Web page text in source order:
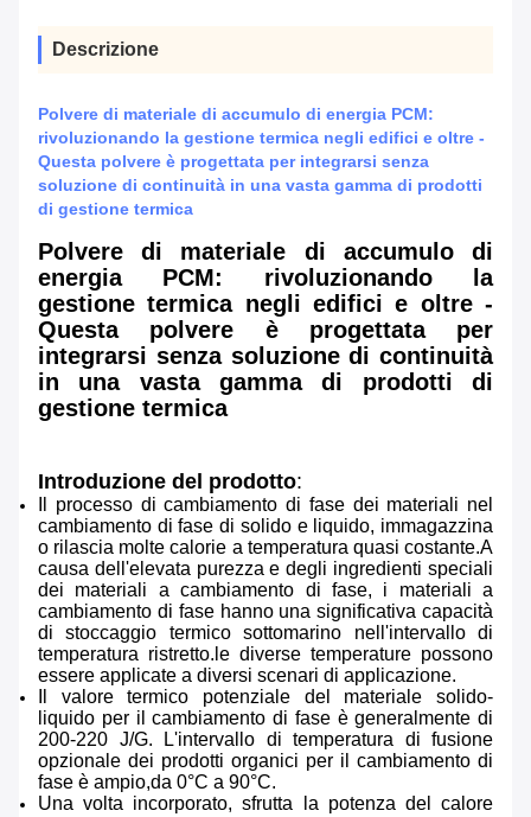
Descrizione
Polvere di materiale di accumulo di energia PCM:
rivoluzionando la gestione termica negli edifici e oltre -
Questa polvere è progettata per integrarsi senza
soluzione di continuità in una vasta gamma di prodotti
di gestione termica
Polvere di materiale di accumulo di
energia PCM: rivoluzionando la
gestione termica negli edifici e oltre -
Questa polvere è progettata per
integrarsi senza soluzione di continuità
in una vasta gamma di prodotti di
gestione termica
Introduzione del prodotto:
Il processo di cambiamento di fase dei materiali nel
cambiamento di fase di solido e liquido, immagazzina
o rilascia molte calorie a temperatura quasi costante.A
causa dell'elevata purezza e degli ingredienti speciali
dei materiali a cambiamento di fase, i materiali a
cambiamento di fase hanno una significativa capacità
di stoccaggio termico sottomarino nell'intervallo di
temperatura ristretto.le diverse temperature possono
essere applicate a diversi scenari di applicazione.
Il valore termico potenziale del materiale solido-
liquido per il cambiamento di fase è generalmente di
200-220 J/G. L'intervallo di temperatura di fusione
opzionale dei prodotti organici per il cambiamento di
fase è ampio,da 0°C a 90°C.
Una volta incorporato, sfrutta la potenza del calore